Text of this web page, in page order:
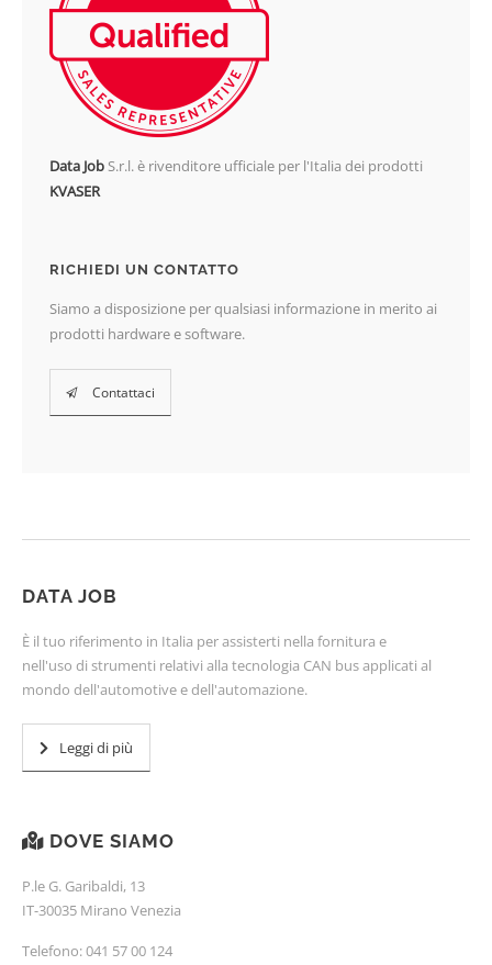
Data JobS.r.l. è rivenditore ufficiale per l'Italia dei prodotti
KVASER
RICHIEDI UN CONTATTO
Siamo a disposizione per qualsiasi informazione in merito ai
prodotti hardware e software.
Contattaci
DATA JOB
È il tuo riferimento in Italia per assisterti nella fornitura e
nell'uso di strumenti relativi alla tecnologia CAN bus applicati al
mondo dell'automotive e dell'automazione.
Leggi di più
DOVE SIAMO
P.le G. Garibaldi, 13
IT-30035 Mirano Venezia
Telefono:041 57 00 124